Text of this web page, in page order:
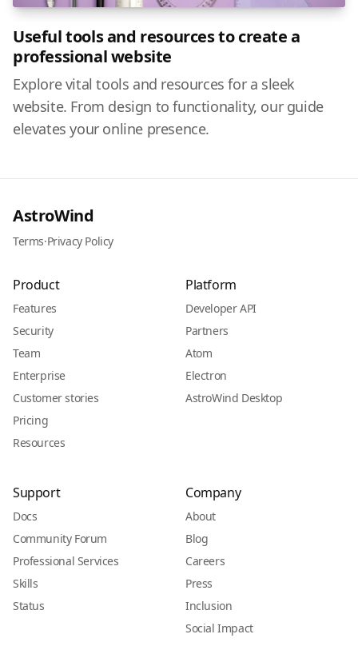
Useful tools and resources to create a
professional website
Explore vital tools and resources for a sleek
website. From design to functionality, our guide
elevates your online presence.
AstroWind
Terms·Privacy Policy
Product
Features
Security
Team
Enterprise
Customer stories
Pricing
Resources
Platform
Developer API
Partners
Atom
Electron
AstroWind Desktop
Support
Docs
Community Forum
Professional Services
Skills
Status
Company
About
Blog
Careers
Press
Inclusion
Social Impact